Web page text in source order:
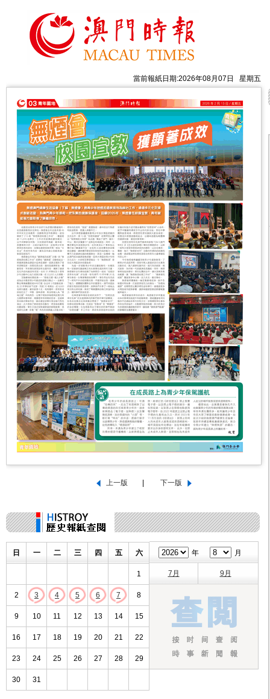
當前報紙日期:2026年08月07日 星期五
日 一 二 三 四 五 六
1
2 3 4 5 6 7 8
9 10 11 12 13 14 15
16 17 18 19 20 21 22
23 24 25 26 27 28 29
30 31
年 月
7月 9月